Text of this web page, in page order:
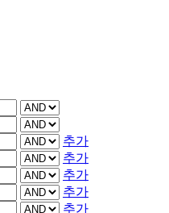
추가
추가
추가
추가
추가